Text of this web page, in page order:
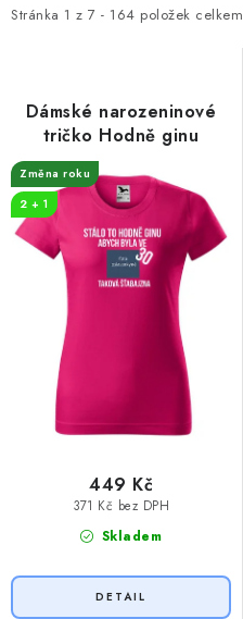
i
d
u
k
Stránka 1 z 7 - 164 položek celkem
e
o
d
u
Dámské narozeninové
tričko Hodně ginu
Změna roku
2 + 1
Skladem
371 Kč bez DPH
449 Kč